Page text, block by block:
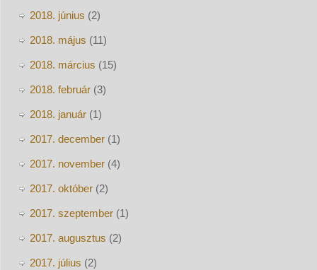
2018. június (2)
2018. május (11)
2018. március (15)
2018. február(3)
2018. január(1)
2017. december(1)
2017. november(4)
2017. október(2)
2017. szeptember(1)
2017. augusztus (2)
2017. július (2)